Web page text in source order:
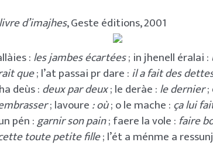
d’imajhes, Geste éditions, 2001
:les jambes écartées; in jhenell éralai :
que; l’at passai pr dare :il a fait des
deùs :deux par deux; le deràe :le dernier
; lavoure: où; o le mache :ça lui
pén :garnir son pain; faere la vole :faire
toute petite fille; l’ét a ménme a